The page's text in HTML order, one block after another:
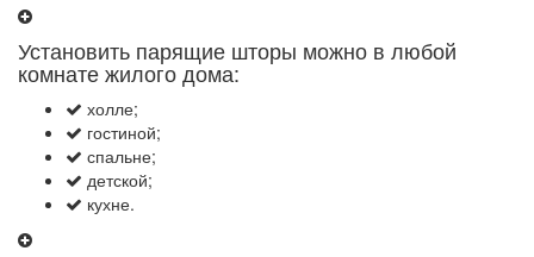
Установить парящие шторы можно в любой
комнате жилого дома:
холле;
гостиной;
спальне;
детской;
кухне.